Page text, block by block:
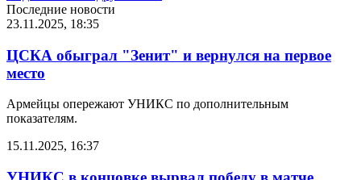
Последние новости
23.11.2025, 18:35
ЦСКА обыграл "Зенит" и вернулся на первое
место
Армейцы опережают УНИКС по дополнительным
показателям.
15.11.2025, 16:37